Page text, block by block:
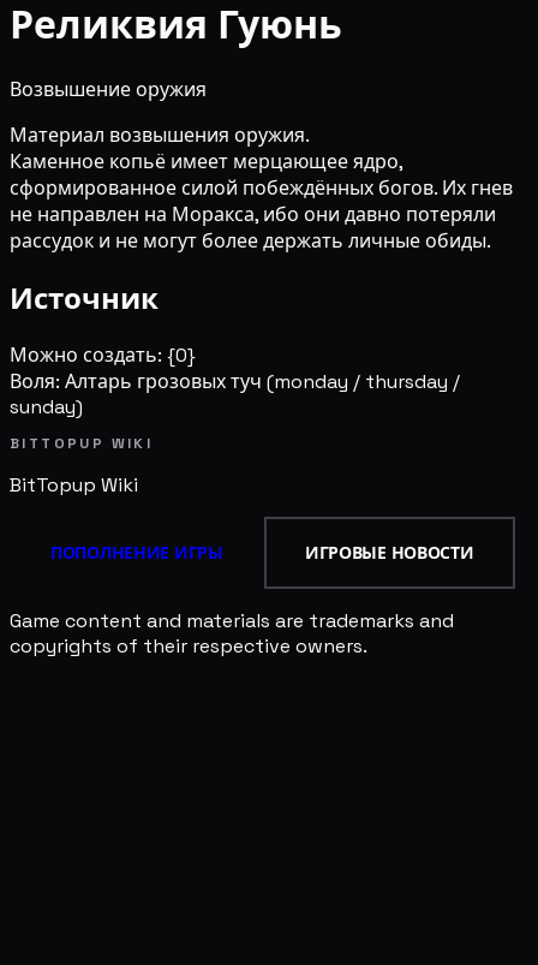
Реликвия Гуюнь
Возвышение оружия
Материал возвышения оружия.
Каменное копьё имеет мерцающее ядро,
сформированное силой побеждённых богов. Их гнев
не направлен на Моракса, ибо они давно потеряли
рассудок и не могут более держать личные обиды.
Источник
Можно создать: {0}
Воля: Алтарь грозовых туч (monday / thursday /
sunday)
BITTOPUP WIKI
BitTopup Wiki
ПОПОЛНЕНИЕ ИГРЫ ИГРОВЫЕ НОВОСТИ
Game content and materials are trademarks and
copyrights of their respective owners.